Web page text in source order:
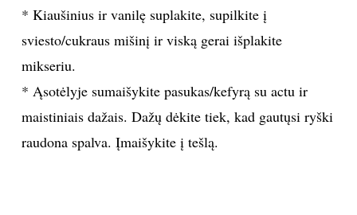
* Kiaušinius ir vanilę suplakite, supilkite į
sviesto/cukraus mišinį ir viską gerai išplakite
mikseriu.
* Ąsotėlyje sumaišykite pasukas/kefyrą su actu ir
maistiniais dažais. Dažų dėkite tiek, kad gautųsi ryški
raudona spalva. Įmaišykite į tešlą.